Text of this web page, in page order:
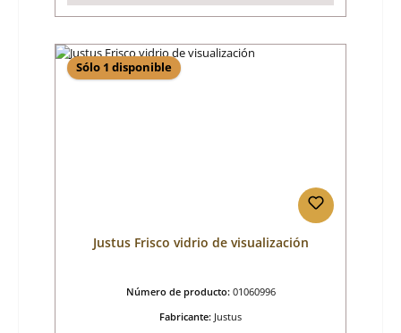
Sólo 1 disponible
Justus Frisco vidrio de visualización
Número de producto: 01060996
Fabricante: Justus